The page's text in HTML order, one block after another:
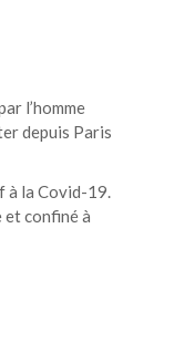
l’homme
depuis Paris
à la Covid-19.
et confiné à